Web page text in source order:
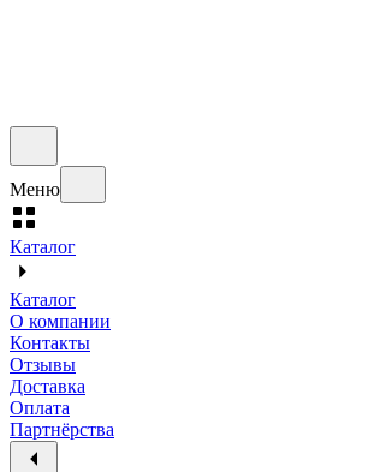
Меню
Каталог
Каталог
О компании
Контакты
Отзывы
Доставка
Оплата
Партнёрства